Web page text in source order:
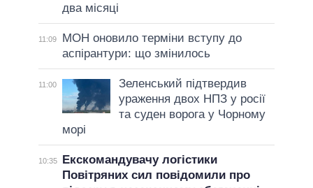
два місяці
11:09
МОН оновило терміни вступу до
аспірантури: що змінилось
11:00
Зеленський підтвердив
ураження двох НПЗ у росії
та суден ворога у Чорному
морі
10:35
Екскомандувачу логістики
Повітряних сил повідомили про